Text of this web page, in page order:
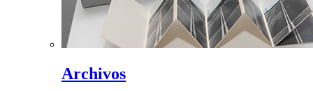
Archivos